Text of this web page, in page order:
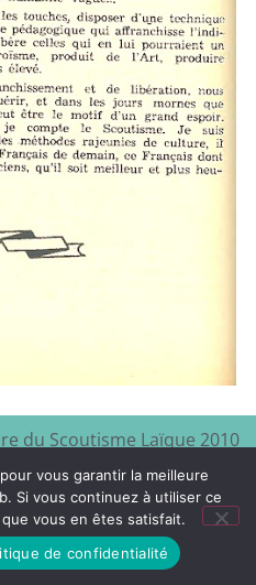
du Scoutisme Laïque 2010
–Mentions légales et
site :Xyloon
vous garantir la meilleure
Si vous continuez à utiliser ce
vous en êtes satisfait.
de confidentialité